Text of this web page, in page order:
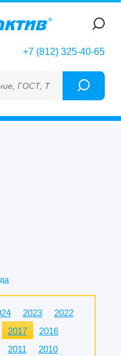
+7 (812) 325-40-65
ГОСТ, ТУ, ГСО, МСО, ОСО,
2023
2022
2017
2016
2011
2010